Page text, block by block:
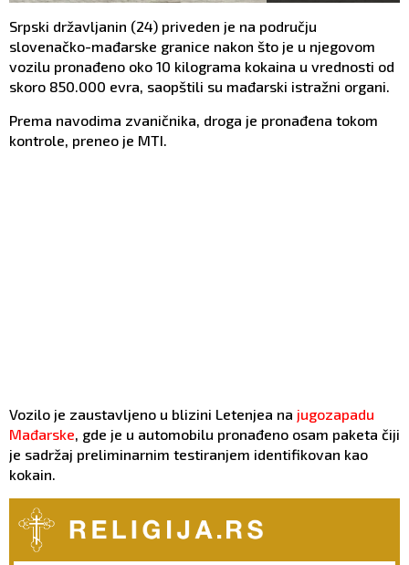
Srpski državljanin (24) priveden je na području
slovenačko-mađarske granice nakon što je u njegovom
vozilu pronađeno oko 10 kilograma kokaina u vrednosti od
skoro 850.000 evra, saopštili su mađarski istražni organi.
Prema navodima zvaničnika, droga je pronađena tokom
kontrole, preneo je MTI.
Vozilo je zaustavljeno u blizini Letenjea na jugozapadu
Mađarske, gde je u automobilu pronađeno osam paketa čiji
je sadržaj preliminarnim testiranjem identifikovan kao
kokain.